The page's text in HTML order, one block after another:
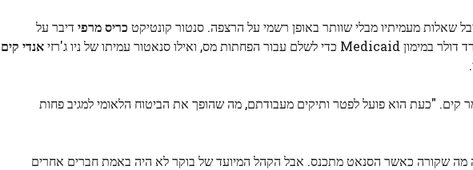
שאלות מעמיתיו מבלי שוותר באופן רשמי על הרצפה. סנטור קונטיקט כריס מרפי דיבר על
אנדי קים
"כעת הוא פועל לפטר ותיקים מעבודתם, מה שהופך את הביטוח הלאומי למגיב פחות
מה שקורה כאשר הסנאט מתכנס. אבל הקהל המיועד של בוקר לא היה באמת חברים אחרים